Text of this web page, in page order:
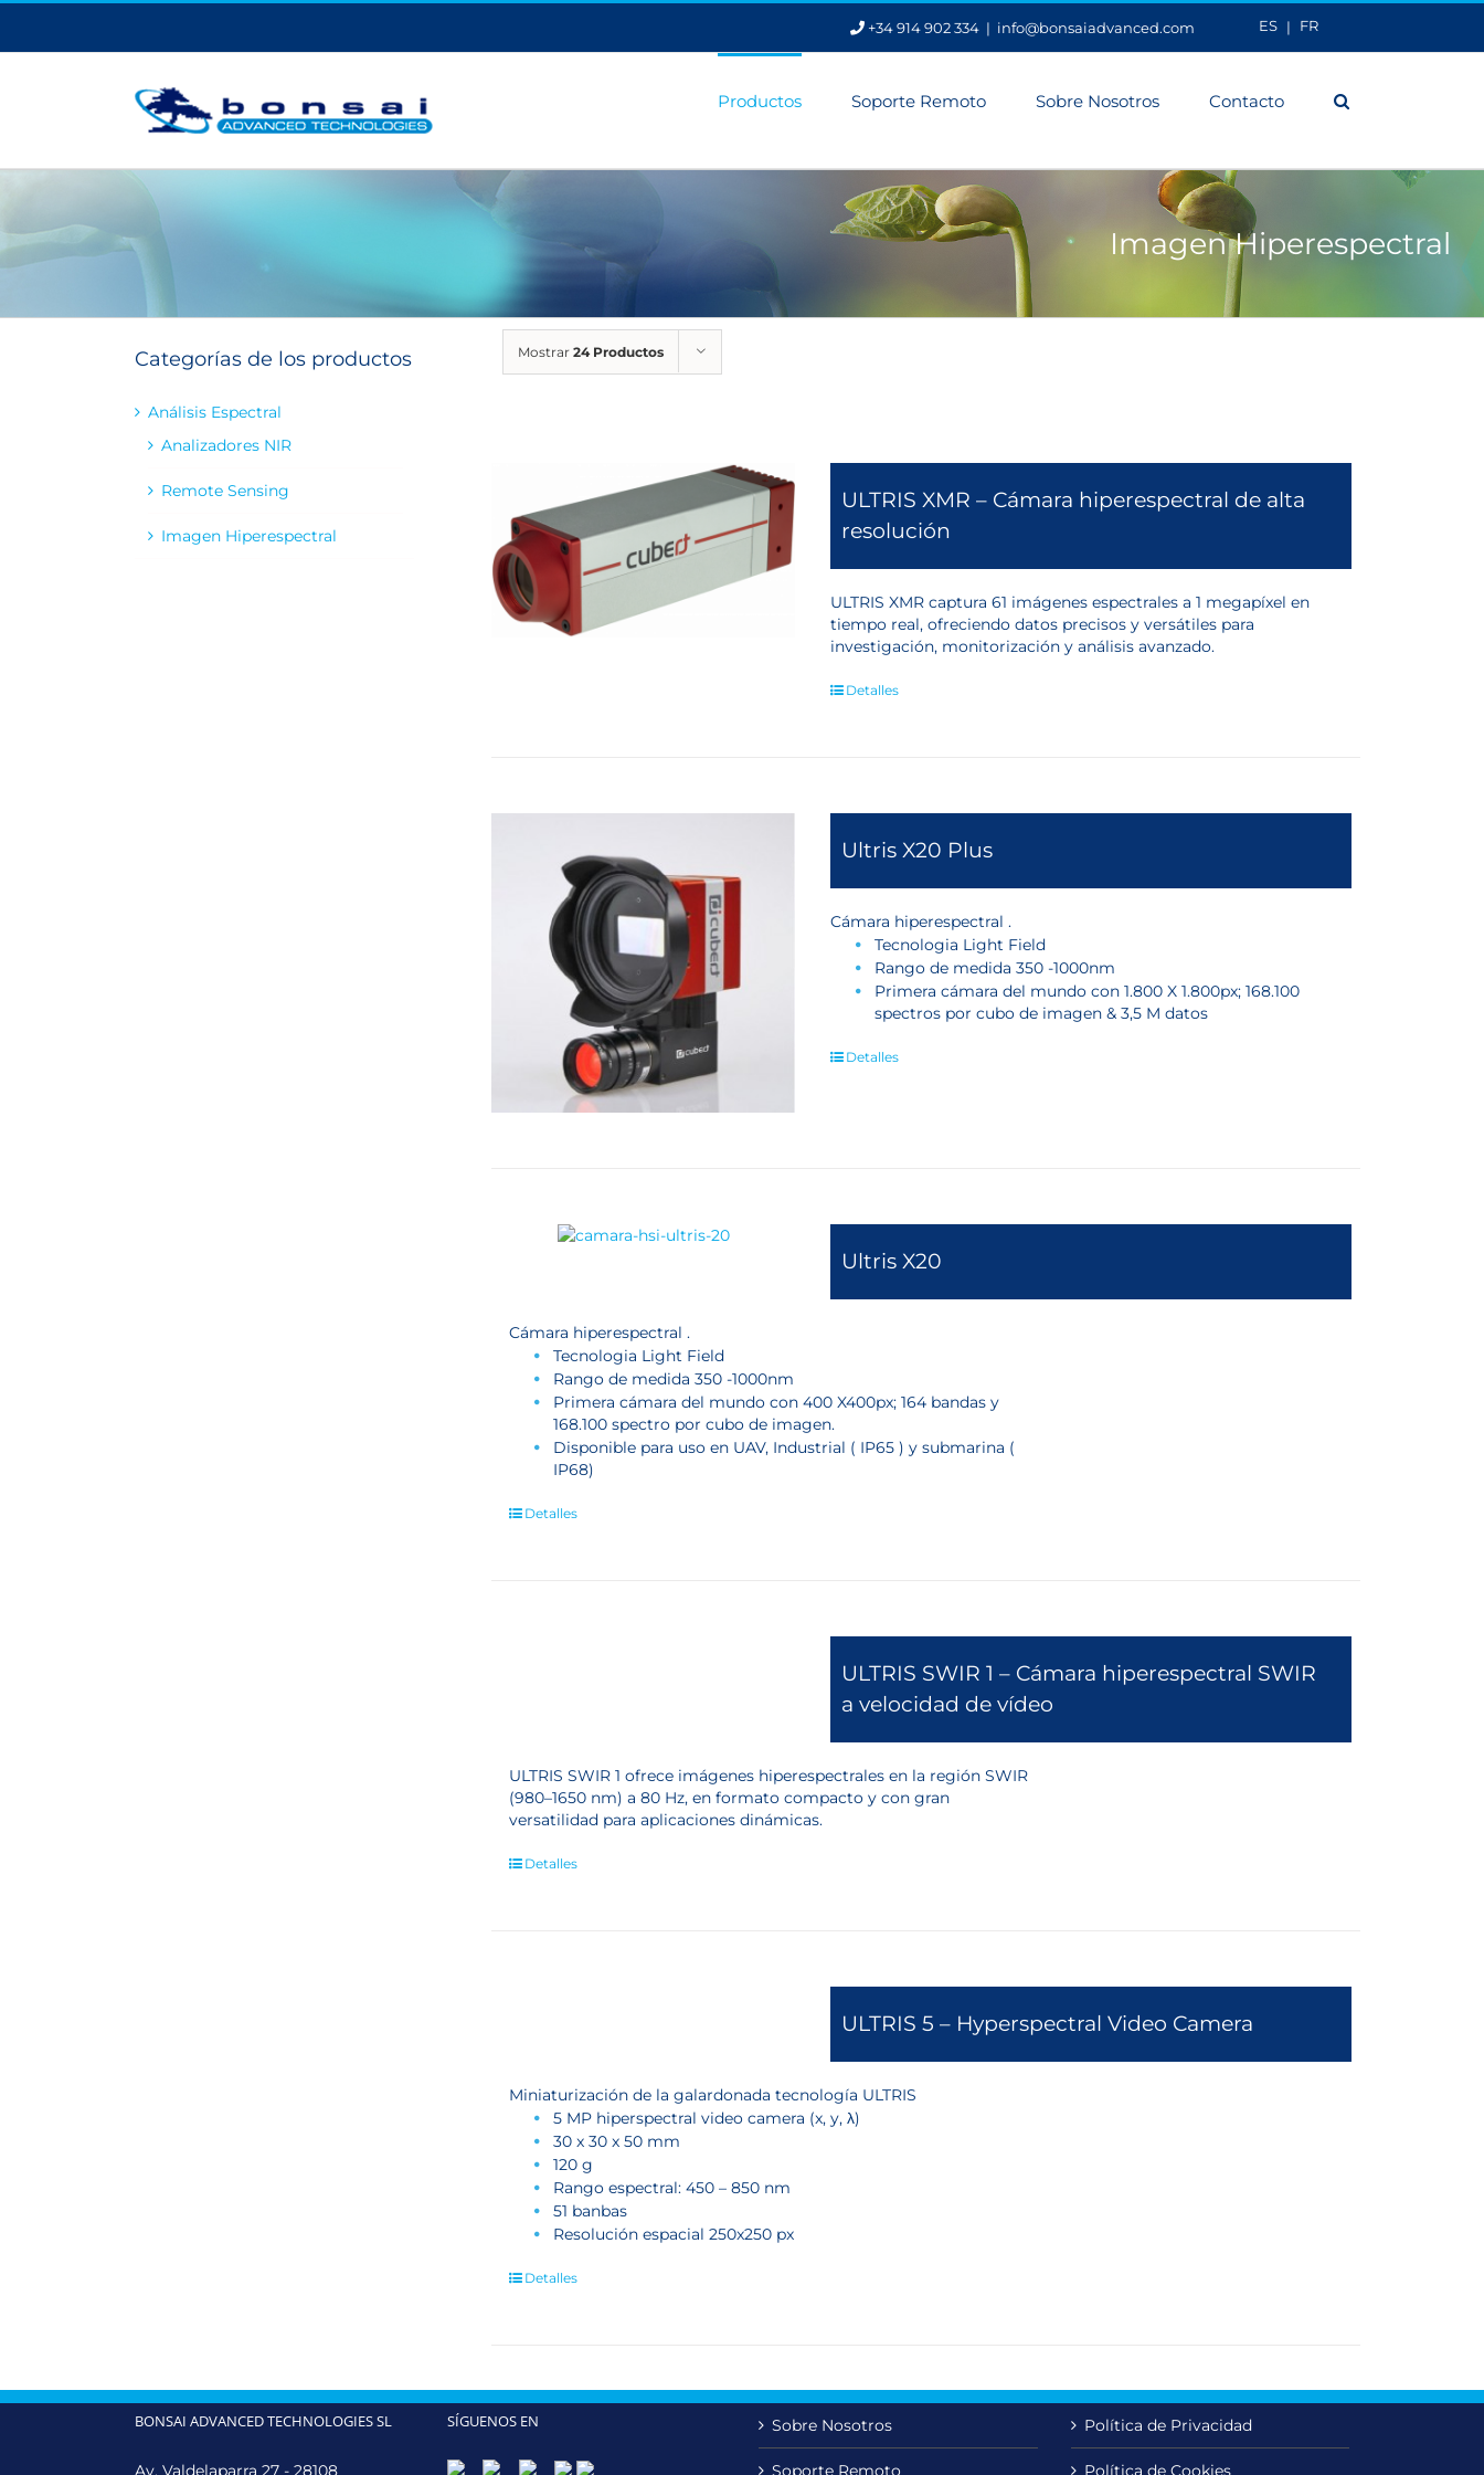
Saltar
contenido
ES FR
+34 914 902 334 | info@bonsaiadvanced.com
Productos Soporte Remoto Sobre Nosotros Contacto
Imagen Hiperespectral
Mostrar 24 Productos
ULTRIS XMR – Cámara hiperespectral de alta
resolución
ULTRIS XMR captura 61 imágenes espectrales a 1 megapíxel en
tiempo real, ofreciendo datos precisos y versátiles para
investigación, monitorización y análisis avanzado.
Detalles
Ultris X20 Plus
Cámara hiperespectral .
Tecnologia Light Field
Rango de medida 350 -1000nm
Primera cámara del mundo con 1.800 X 1.800px; 168.100
spectros por cubo de imagen & 3,5 M datos
Detalles
Ultris X20
Cámara hiperespectral .
Tecnologia Light Field
Rango de medida 350 -1000nm
Primera cámara del mundo con 400 X400px; 164 bandas y
168.100 spectro por cubo de imagen.
Disponible para uso en UAV, Industrial ( IP65 ) y submarina (
IP68)
Detalles
ULTRIS SWIR 1 – Cámara hiperespectral SWIR
a velocidad de vídeo
ULTRIS SWIR 1 ofrece imágenes hiperespectrales en la región SWIR
(980–1650 nm) a 80 Hz, en formato compacto y con gran
versatilidad para aplicaciones dinámicas.
Detalles
ULTRIS 5 – Hyperspectral Video Camera
Miniaturización de la galardonada tecnología ULTRIS
5 MP hiperspectral video camera (x, y, λ)
30 x 30 x 50 mm
120 g
Rango espectral: 450 – 850 nm
51 banbas
Resolución espacial 250x250 px
Detalles
Categorías de los productos
Análisis Espectral
Analizadores NIR
Remote Sensing
Imagen Hiperespectral
BONSAI ADVANCED TECHNOLOGIES SL
Av. Valdelaparra 27 - 28108
SÍGUENOS EN Sobre Nosotros
Soporte Remoto
Política de Privacidad
Política de Cookies